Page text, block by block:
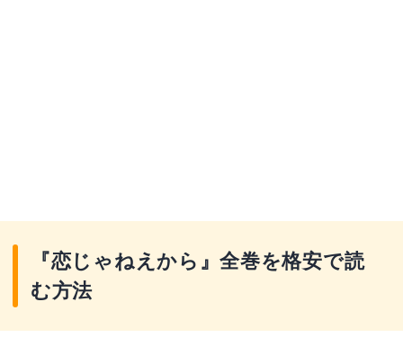
『恋じゃねえから』全巻を格安で読
む方法